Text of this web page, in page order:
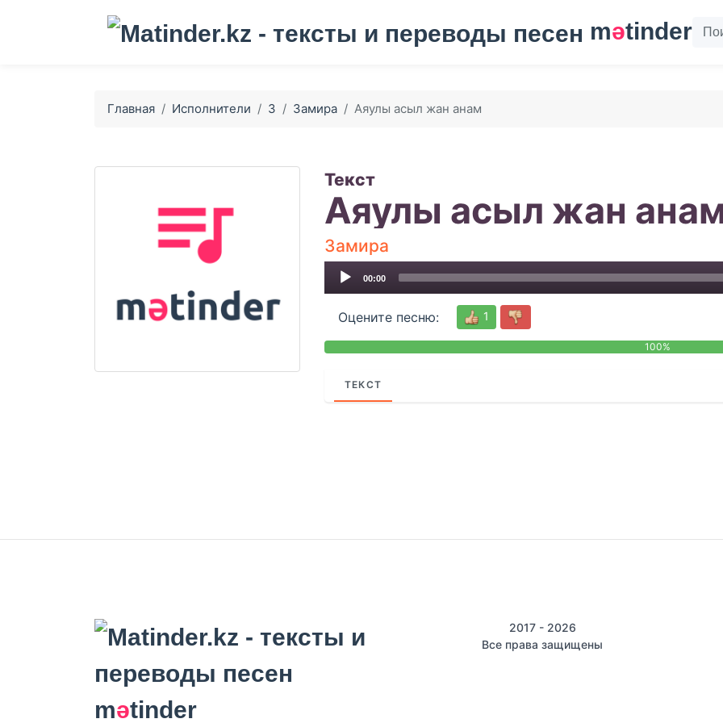
mәtinder
Главная Исполнители З Замира Аяулы асыл жан анам
Текст
Аяулы асыл жан
Замира
Audio
Player
00:00
Оцените песню: 1
100%
ТЕКСТ
mәtinder
2017 - 2026
Все права защищены